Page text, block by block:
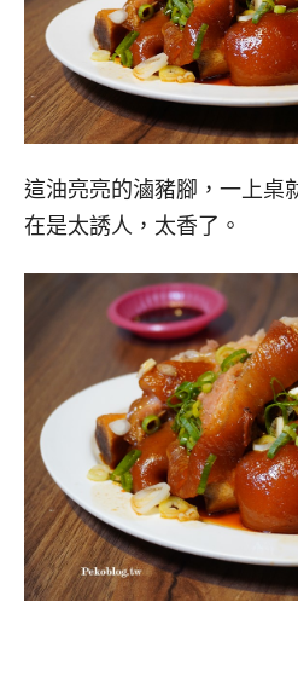
這油亮亮的滷豬腳，一上桌
在是太誘人，太香了。